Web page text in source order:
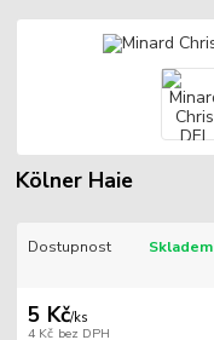
Kölner Haie
Dostupnost Skladem
5 Kč/ks
4 Kč bez DPH